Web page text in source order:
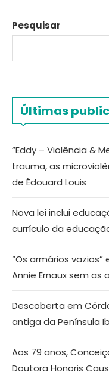
Pesquisar
Últimas
“Eddy – Violência &
trauma, as
de Édouard Louis
Nova lei inclui
currículo da
“Os armários
Annie Ernaux sem
Descoberta em
antiga da Península
Aos 79 anos,
Doutora Honoris